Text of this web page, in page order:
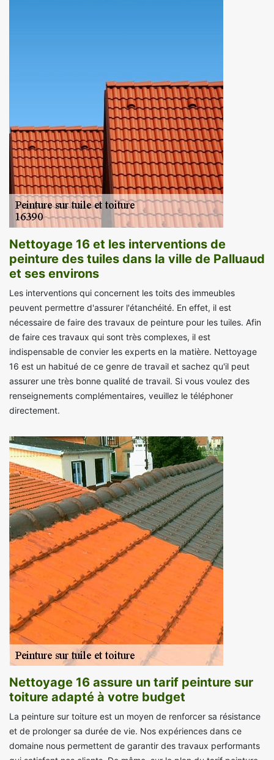
Nettoyage 16 et les interventions de
peinture des tuiles dans la ville de Palluaud
et ses environs
Les interventions qui concernent les toits des immeubles
peuvent permettre d'assurer l'étanchéité. En effet, il est
nécessaire de faire des travaux de peinture pour les tuiles. Afin
de faire ces travaux qui sont très complexes, il est
indispensable de convier les experts en la matière. Nettoyage
16 est un habitué de ce genre de travail et sachez qu'il peut
assurer une très bonne qualité de travail. Si vous voulez des
renseignements complémentaires, veuillez le téléphoner
directement.
Nettoyage 16 assure un tarif peinture sur
toiture adapté à votre budget
La peinture sur toiture est un moyen de renforcer sa résistance
et de prolonger sa durée de vie. Nos expériences dans ce
domaine nous permettent de garantir des travaux performants